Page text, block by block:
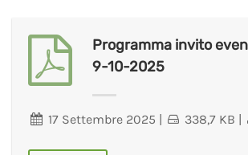
Programma invito
9-10-2025
17 Settembre 2025 | 338,7 KB |